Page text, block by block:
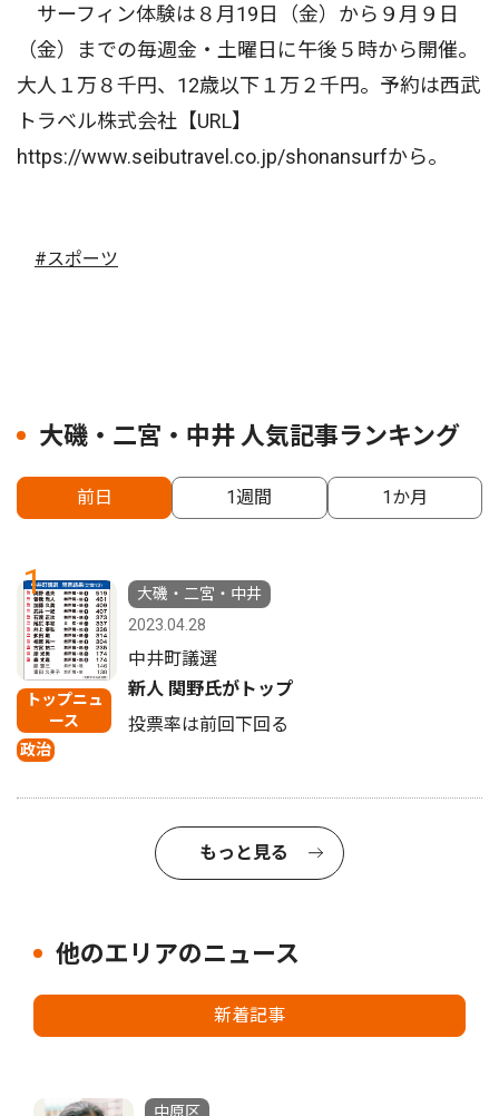
サーフィン体験は８月19日（金）から９月９日
（金）までの毎週金・土曜日に午後５時から開催。
大人１万８千円、12歳以下１万２千円。予約は西武
トラベル株式会社【URL】
https://www.seibutravel.co.jp/shonansurfから。
#スポーツ
大磯・二宮・中井 人気記事ランキング
前日 1週間 1か月
1
トップニュ
ース
政治
大磯・二宮・中井
2023.04.28
中井町議選
新人 関野氏がトップ
投票率は前回下回る
もっと見る
他のエリアのニュース
新着記事
中原区